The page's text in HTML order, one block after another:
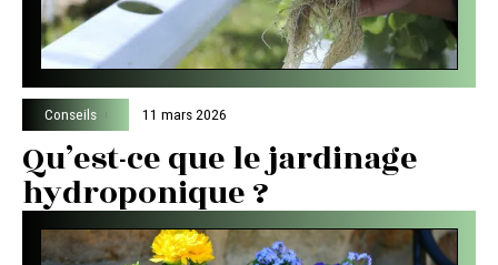
Conseils 11 mars 2026
Qu’est-ce que le jardinage
hydroponique ?